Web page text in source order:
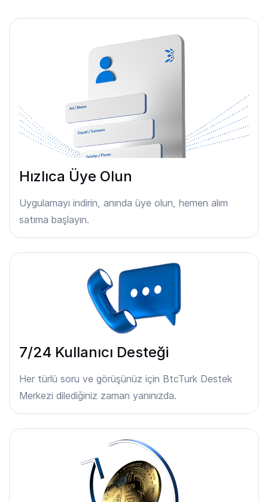
Hızlıca Üye Olun
Uygulamayı indirin, anında üye olun, hemen alım
satıma başlayın.
7/24 Kullanıcı Desteği
Her türlü soru ve görüşünüz için BtcTurk Destek
Merkezi dilediğiniz zaman yanınızda.